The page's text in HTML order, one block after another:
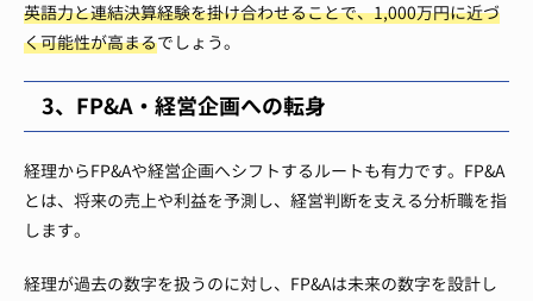
英語力と連結決算経験を掛け合わせることで、1,000万円に近づ
く可能性が高まるでしょう。
3、FP&A・経営企画への転身
経理からFP&Aや経営企画へシフトするルートも有力です。FP&A
とは、将来の売上や利益を予測し、経営判断を支える分析職を指
します。
経理が過去の数字を扱うのに対し、FP&Aは未来の数字を設計し